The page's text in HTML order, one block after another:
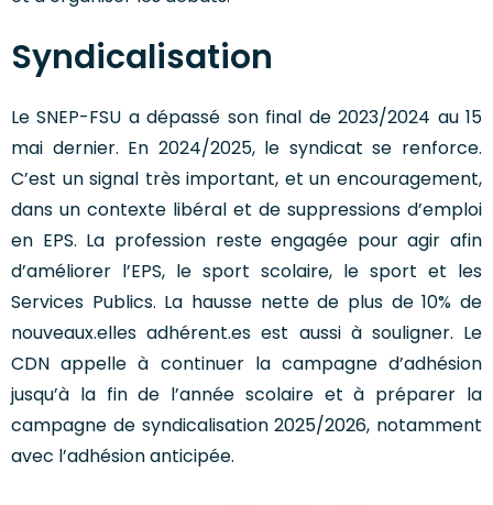
Syndicalisation
Le SNEP-FSU a dépassé son final de 2023/2024 au 15
mai dernier. En 2024/2025, le syndicat se renforce.
C’est un signal très important, et un encouragement,
dans un contexte libéral et de suppressions d’emploi
en EPS. La profession reste engagée pour agir afin
d’améliorer l’EPS, le sport scolaire, le sport et les
Services Publics. La hausse nette de plus de 10% de
nouveaux.elles adhérent.es est aussi à souligner. Le
CDN appelle à continuer la campagne d’adhésion
jusqu’à la fin de l’année scolaire et à préparer la
campagne de syndicalisation 2025/2026, notamment
avec l’adhésion anticipée.